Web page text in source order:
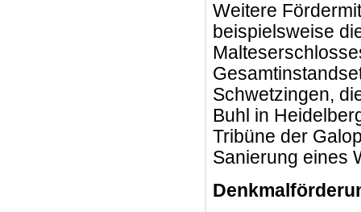
Weitere
beispielsweise
Schwetzingen,
Buhl in
Tribüne der
Sanierung eines